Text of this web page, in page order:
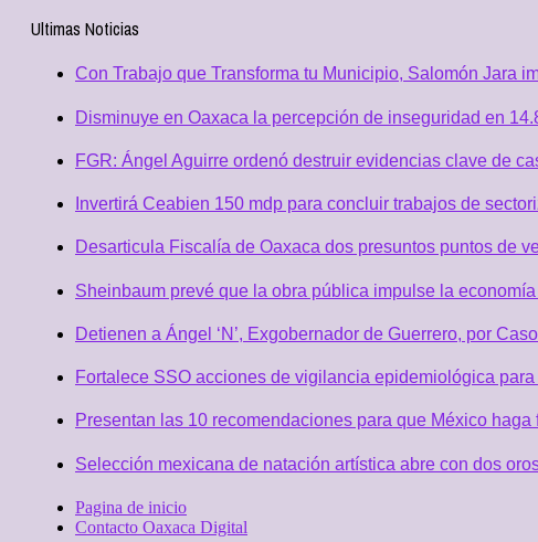
Ultimas Noticias
Con Trabajo que Transforma tu Municipio, Salomón Jara
Disminuye en Oaxaca la percepción de inseguridad en
FGR: Ángel Aguirre ordenó destruir evidencias clave de
Invertirá Ceabien 150 mdp para concluir trabajos de
Desarticula Fiscalía de Oaxaca dos presuntos puntos de
Sheinbaum prevé que la obra pública impulse la
Detienen a Ángel ‘N’, Exgobernador de Guerrero, por
Fortalece SSO acciones de vigilancia epidemiológica
Presentan las 10 recomendaciones para que México
Selección mexicana de natación artística abre con dos
Pagina de inicio
Contacto Oaxaca Digital